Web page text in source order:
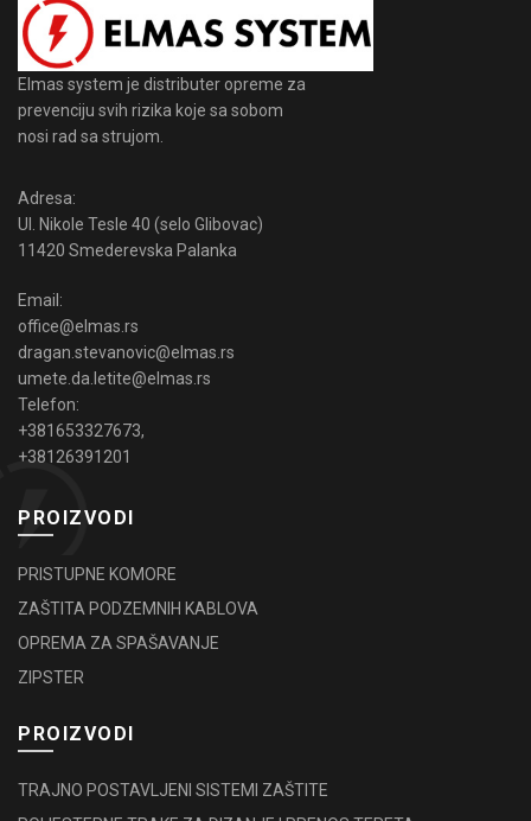
Elmas system je distributer opreme za
prevenciju svih rizika koje sa sobom
nosi rad sa strujom.
Adresa:
Ul. Nikole Tesle 40 (selo Glibovac)
11420 Smederevska Palanka
Email:
office@elmas.rs
dragan.stevanovic@elmas.rs
umete.da.letite@elmas.rs
Telefon:
+381653327673,
+38126391201
PROIZVODI
PRISTUPNE KOMORE
ZAŠTITA PODZEMNIH KABLOVA
OPREMA ZA SPAŠAVANJE
ZIPSTER
PROIZVODI
TRAJNO POSTAVLJENI SISTEMI ZAŠTITE